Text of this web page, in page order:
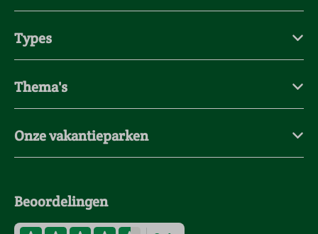
Types
Thema's
Onze vakantieparken
Beoordelingen